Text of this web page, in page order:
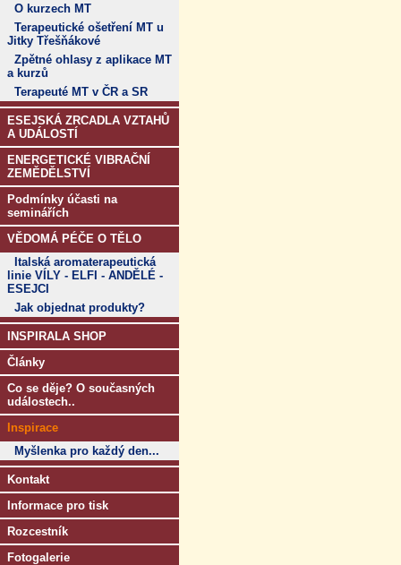
O kurzech MT
Terapeutické ošetření MT u
Jitky Třešňákové
Zpětné ohlasy z aplikace MT
a kurzů
Terapeuté MT v ČR a SR
ESEJSKÁ ZRCADLA VZTAHŮ
A UDÁLOSTÍ
ENERGETICKÉ VIBRAČNÍ
ZEMĚDĚLSTVÍ
Podmínky účasti na
seminářích
VĚDOMÁ PÉČE O TĚLO
Italská aromaterapeutická
linie VÍLY - ELFI - ANDĚLÉ -
ESEJCI
Jak objednat produkty?
INSPIRALA SHOP
Články
Co se děje? O současných
událostech..
Inspirace
Myšlenka pro každý den...
Kontakt
Informace pro tisk
Rozcestník
Fotogalerie